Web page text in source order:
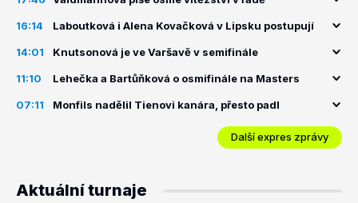
16:14 Laboutková i Alena Kovačková v Lipsku postupují
14:01 Knutsonová je ve Varšavě v semifinále
11:10 Lehečka a Bartůňková o osmifinále na Masters
07:11 Monfils nadělil Tienovi kanára, přesto padl
Další expres zprávy
Aktuální turnaje